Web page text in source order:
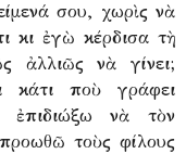
σου, χωρὶς νὰ
κι ἐγὼ κέρδισα τὴ
ἀλλιῶς νὰ γίνει;
κάτι ποὺ γράφει
ἐπιδιώξω νὰ τὸν
τοὺς φίλους